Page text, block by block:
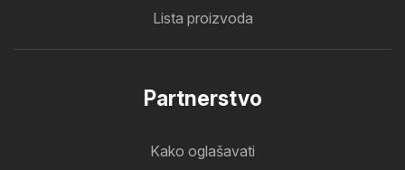
Lista proizvoda
Partnerstvo
Kako oglašavati